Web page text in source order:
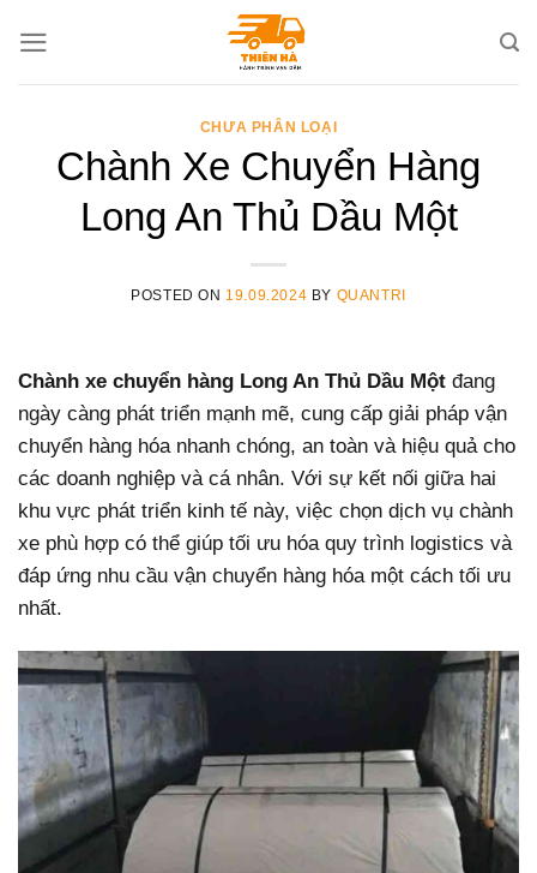
CHƯA PHÂN LOẠI
Chành Xe Chuyển Hàng
Long An Thủ Dầu Một
POSTED ON 19.09.2024 BY QUANTRI
Chành xe chuyển hàng Long An Thủ Dầu Một đang
ngày càng phát triển mạnh mẽ, cung cấp giải pháp vận
chuyển hàng hóa nhanh chóng, an toàn và hiệu quả cho
các doanh nghiệp và cá nhân. Với sự kết nối giữa hai
khu vực phát triển kinh tế này, việc chọn dịch vụ chành
xe phù hợp có thể giúp tối ưu hóa quy trình logistics và
đáp ứng nhu cầu vận chuyển hàng hóa một cách tối ưu
nhất.